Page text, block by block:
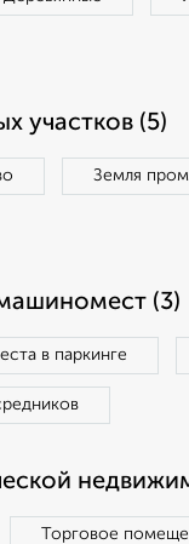
участков (5)
Земля
(3)
в паркинге
Торговое